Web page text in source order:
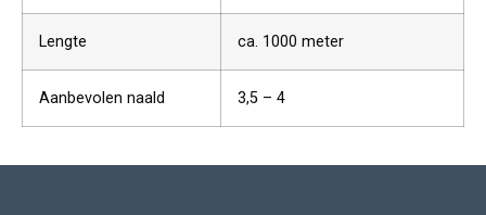
Lengte ca. 1000 meter
Aanbevolen naald 3,5 – 4